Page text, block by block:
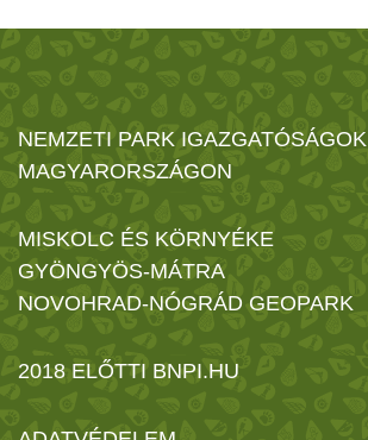
NEMZETI PARK IGAZGATÓSÁGOK
MAGYARORSZÁGON
MISKOLC ÉS KÖRNYÉKE
GYÖNGYÖS-MÁTRA
NOVOHRAD-NÓGRÁD GEOPARK
2018 ELŐTTI BNPI.HU